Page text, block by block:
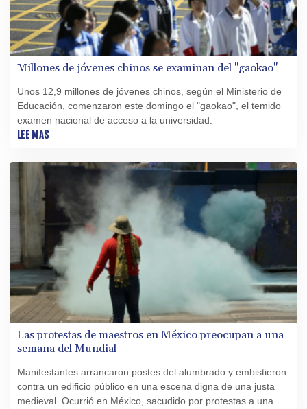
Millones de jóvenes chinos se examinan del "gaokao"
Unos 12,9 millones de jóvenes chinos, según el Ministerio de
Educación, comenzaron este domingo el "gaokao", el temido
examen nacional de acceso a la universidad.
LEE MAS
Las protestas de maestros en México preocupan a una
semana del Mundial
Manifestantes arrancaron postes del alumbrado y embistieron
contra un edificio público en una escena digna de una justa
medieval. Ocurrió en México, sacudido por protestas a una